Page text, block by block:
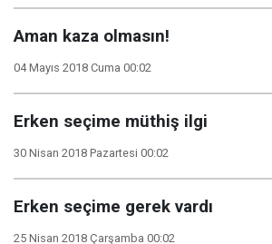
Aman kaza olmasın!
04 Mayıs 2018 Cuma 00:02
Erken seçime müthiş ilgi
30 Nisan 2018 Pazartesi 00:02
Erken seçime gerek vardı
25 Nisan 2018 Çarşamba 00:02